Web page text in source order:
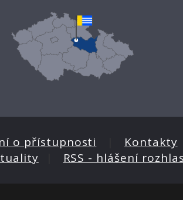
o přístupnosti Kontakty
RSS - hlášení